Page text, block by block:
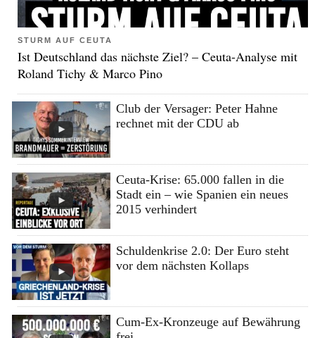
STURM AUF CEUTA
Ist Deutschland das nächste Ziel? – Ceuta-Analyse mit
Roland Tichy & Marco Pino
Club der Versager: Peter Hahne
rechnet mit der CDU ab
Ceuta-Krise: 65.000 fallen in die
Stadt ein – wie Spanien ein neues
2015 verhindert
Schuldenkrise 2.0: Der Euro steht
vor dem nächsten Kollaps
Cum-Ex-Kronzeuge auf Bewährung